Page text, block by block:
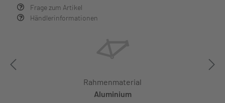
Frage zum Artikel
Händlerinformationen
Rahmenmaterial
Aluminium